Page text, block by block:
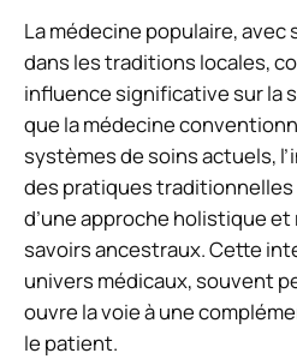
La médecine populaire,
dans les traditions locales,
influence significative sur la
que la médecine
systèmes de soins actuels,
des pratiques traditionnelles
d’une approche holistique
savoirs ancestraux. Cette
univers médicaux, souvent
ouvre la voie à une
le patient.